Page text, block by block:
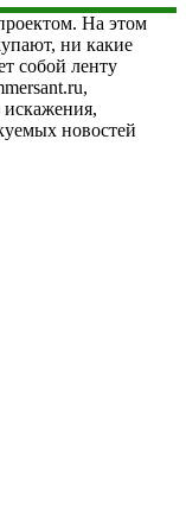
На этом
ни какие
собой ленту
новостей